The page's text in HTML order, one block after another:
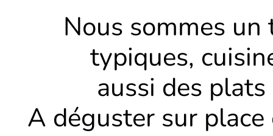
Nous sommes
typiques,
aussi des
A déguster sur